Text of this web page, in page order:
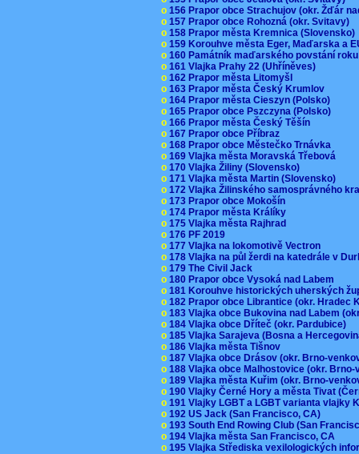
o 156 Prapor obce Strachujov (okr. Žďár
o 157 Prapor obce Rohozná (okr. Svitavy)
o 158 Prapor města Kremnica (Slovensko)
o 159 Korouhve města Eger, Maďarska a
o 160 Památník maďarského povstání
o 161 Vlajka Prahy 22 (Uhříněves)
o 162 Prapor města Litomyšl
o 163 Prapor města Český Krumlov
o 164 Prapor města Cieszyn (Polsko)
o 165 Prapor obce Pszczyna (Polsko)
o 166 Prapor města Český Těšín
o 167 Prapor obce Příbraz
o 168 Prapor obce Městečko Trnávka
o 169 Vlajka města Moravská Třebová
o 170 Vlajka Žiliny (Slovensko)
o 171 Vlajka města Martin (Slovensko)
o 172 Vlajka Žilinského samosprávného
o 173 Prapor obce Mokošín
o 174 Prapor města Králíky
o 175 Vlajka města Rajhrad
o 176 PF 2019
o 177 Vlajka na lokomotivě Vectron
o 178 Vlajka na půl žerdi na katedrále v
o 179 The Civil Jack
o 180 Prapor obce Vysoká nad Labem
o 181 Korouhve historických uherských
o 182 Prapor obce Librantice (okr. Hradec
o 183 Vlajka obce Bukovina nad Labem
o 184 Vlajka obce Dříteč (okr. Pardubice)
o 185 Vlajka Sarajeva (Bosna a
o 186 Vlajka města Tišnov
o 187 Vlajka obce Drásov (okr. Brno-
o 188 Vlajka obce Malhostovice (okr.
o 189 Vlajka města Kuřim (okr. Brno-
o 190 Vlajky Černé Hory a města Tivat
o 191 Vlajky LGBT a LGBT varianta vlajky
o 192 US Jack (San Francisco, CA)
o 193 South End Rowing Club (San
o 194 Vlajka města San Francisco, CA
o 195 Vlajka Střediska vexilologických